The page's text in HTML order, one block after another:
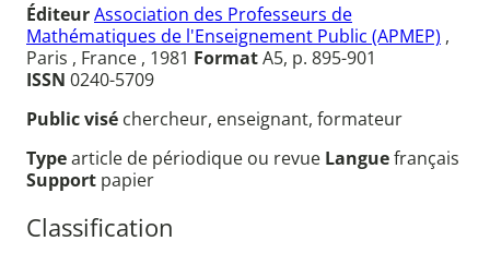
ÉditeurAssociation des Professeurs de
Mathématiques de l'Enseignement Public (APMEP) ,
Paris , France , 1981 FormatA5, p. 895-901
ISSN 0240-5709
Public visé chercheur, enseignant, formateur
Typearticle de périodique ou revue Languefrançais
Support papier
Classification